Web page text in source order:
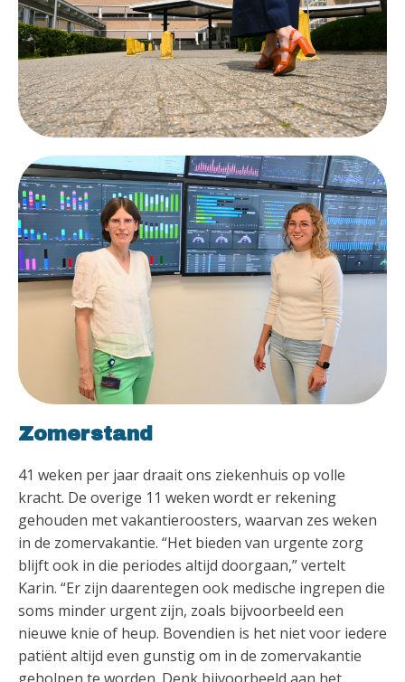
Zomerstand
41 weken per jaar draait ons ziekenhuis op volle
kracht. De overige 11 weken wordt er rekening
gehouden met vakantieroosters, waarvan zes weken
in de zomervakantie. “Het bieden van urgente zorg
blijft ook in die periodes altijd doorgaan,” vertelt
Karin. “Er zijn daarentegen ook medische ingrepen die
soms minder urgent zijn, zoals bijvoorbeeld een
nieuwe knie of heup. Bovendien is het niet voor iedere
patiënt altijd even gunstig om in de zomervakantie